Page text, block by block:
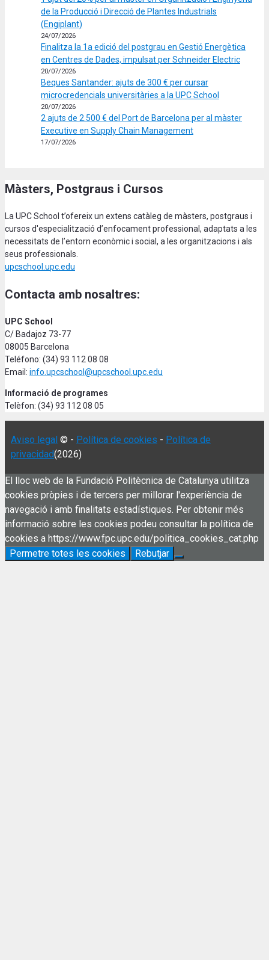
de la Producció i Direcció de Plantes Industrials
(Engiplant)
24/07/2026
Finalitza la 1a edició del postgrau en Gestió Energètica
en Centres de Dades, impulsat per Schneider Electric
20/07/2026
Beques Santander: ajuts de 300 € per cursar
microcredencials universitàries a la UPC School
20/07/2026
2 ajuts de 2.500 € del Port de Barcelona per al màster
Executive en Supply Chain Management
17/07/2026
Màsters, Postgraus i Cursos
La UPC School t’ofereix un extens catàleg de màsters, postgraus i
cursos d'especialització d’enfocament professional, adaptats a les
necessitats de l’entorn econòmic i social, a les organitzacions i als
seus professionals.
upcschool.upc.edu
Contacta amb nosaltres:
UPC School
C/ Badajoz 73-77
08005 Barcelona
Teléfono: (34) 93 112 08 08
Email: info.upcschool@upcschool.upc.edu
Informació de programes
Telèfon: (34) 93 112 08 05
Aviso legal © - Política de cookies - Política de
privacidad(2026)
El lloc web de la Fundació Politècnica de Catalunya utilitza
cookies pròpies i de tercers per millorar l'experiència de
navegació i amb finalitats estadístiques. Per obtenir més
informació sobre les cookies podeu consultar la política de
cookies a https://www.fpc.upc.edu/politica_cookies_cat.php
Permetre totes les cookies
Rebutjar